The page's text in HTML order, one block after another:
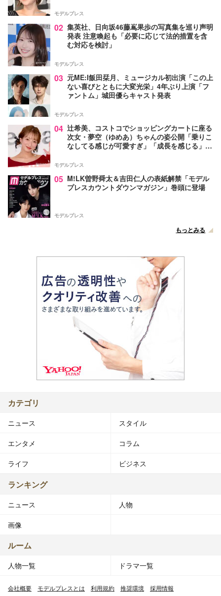
モデルプレス
02 集英社、日向坂46藤嶌果歩の写真集を巡り声明
発表 注意喚起も「必要に応じて法的措置を含
む対応を検討」
モデルプレス
03 元ME:I飯田栞月、ミュージカル初出演「この上
ない喜びとともに大変光栄」4年ぶり上演「フ
ァントム」城田優らキャスト発表
モデルプレス
04 辻希美、コストコでショッピングカートに座る
次女・夢空（ゆめあ）ちゃんの姿公開「乗りこ
なしてる感じが可愛すぎ」「成長を感じる」の
モデルプレス
05 M!LK曽野舜太＆吉田仁人の表紙解禁「モデル
プレスカウントダウンマガジン」巻頭に登場
モデルプレス
もっとみる
カテゴリ
ニュース スタイル
エンタメ コラム
ライフ ビジネス
ランキング
ニュース 人物
画像
ルーム
人物一覧 ドラマ一覧
会社概要 モデルプレスとは 利用規約 推奨環境 採用情報